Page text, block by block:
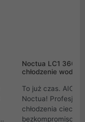
Noctua LC1
chłodzenie wodne
To już czas. AIO
Noctua!
chłodzenia cieczą